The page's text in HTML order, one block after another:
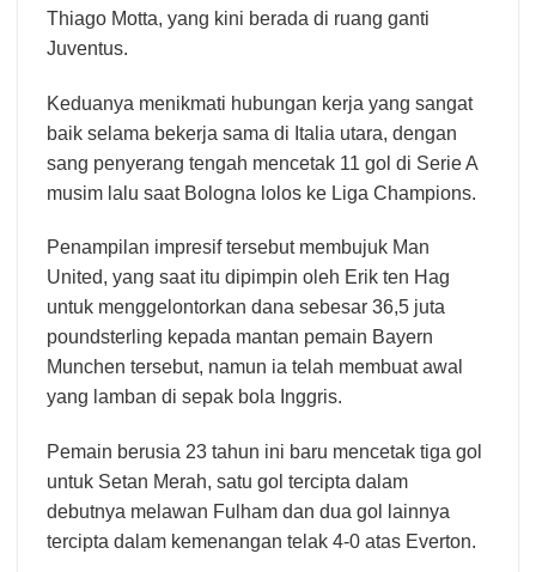
Thiago Motta, yang kini berada di ruang ganti
Juventus.
Keduanya menikmati hubungan kerja yang sangat
baik selama bekerja sama di Italia utara, dengan
sang penyerang tengah mencetak 11 gol di Serie A
musim lalu saat Bologna lolos ke Liga Champions.
Penampilan impresif tersebut membujuk Man
United, yang saat itu dipimpin oleh Erik ten Hag
untuk menggelontorkan dana sebesar 36,5 juta
poundsterling kepada mantan pemain Bayern
Munchen tersebut, namun ia telah membuat awal
yang lamban di sepak bola Inggris.
Pemain berusia 23 tahun ini baru mencetak tiga gol
untuk Setan Merah, satu gol tercipta dalam
debutnya melawan Fulham dan dua gol lainnya
tercipta dalam kemenangan telak 4-0 atas Everton.